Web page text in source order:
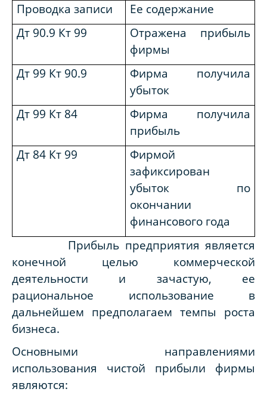
Проводка записи
Ее содержание
Дт 90.9 Кт 99
Отражена прибыль
фирмы
Дт 99 Кт 90.9
Фирма получила
убыток
Дт 99 Кт 84
Фирма получила
прибыль
Дт 84 Кт 99
Фирмой
зафиксирован
убыток по
окончании
финансового года
Прибыль предприятия является
конечной целью коммерческой
деятельности и зачастую, ее
рациональное использование в
дальнейшем предполагаем темпы роста
бизнеса.
Основными направлениями
использования чистой прибыли фирмы
являются: